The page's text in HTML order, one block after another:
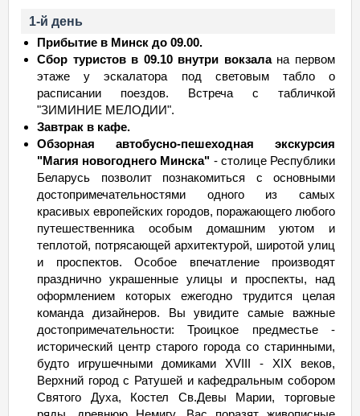
1-й день
Прибытие в Минск до 09.00.
Сбор туристов в 09.10 внутри вокзалана первом
этаже у эскалатора под световым табло о
расписании поездов. Встреча с табличкой
"ЗИМИНИЕ МЕЛОДИИ".
Завтрак в кафе.
Обзорная автобусно-пешеходная экскурсия
"Магия новогоднего Минска" - столице Республики
Беларусь позволит познакомиться с основными
достопримечательностями одного из самых
красивых европейских городов, поражающего любого
путешественника особым домашним уютом и
теплотой, потрясающей архитектурой, широтой улиц
и проспектов. Особое впечатление производят
празднично украшенные улицы и проспекты, над
оформлением которых ежегодно трудится целая
команда дизайнеров. Вы увидите самые важные
достопримечательности: Троицкое предместье -
исторический центр старого города со старинными,
будто игрушечными домиками XVIII - XIX веков,
Верхний город с Ратушей и кафедральным собором
Святого Духа, Костел Св.Девы Марии, торговые